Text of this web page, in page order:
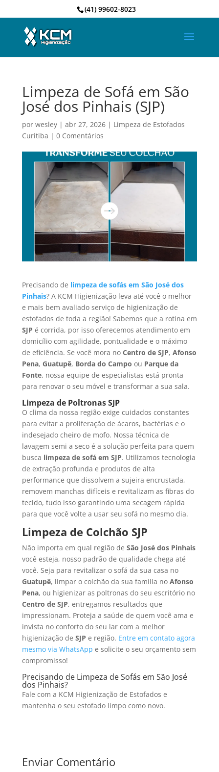
(41) 99602-8023
Limpeza de Sofá em São
José dos Pinhais (SJP)
por wesley| abr 27, 2026| Limpeza de Estofados
Curitiba | 0 Comentários
Precisando de limpeza de sofás em São José dos
Pinhais? A KCM Higienização leva até você o melhor
e mais bem avaliado serviço de higienização de
estofados de toda a região! Sabemos que a rotina em
SJP é corrida, por isso oferecemos atendimento em
domicílio com agilidade, pontualidade e o máximo
de eficiência. Se você mora no Centro de SJP, Afonso
Pena, Guatupê, Borda do Campo ou Parque da
Fonte, nossa equipe de especialistas está pronta
para renovar o seu móvel e transformar a sua sala.
Limpeza de Poltronas SJP
O clima da nossa região exige cuidados constantes
para evitar a proliferação de ácaros, bactérias e o
indesejado cheiro de mofo. Nossa técnica de
lavagem semi a seco é a solução perfeita para quem
busca limpeza de sofá em SJP. Utilizamos tecnologia
de extração profunda e produtos de alta
performance que dissolvem a sujeira encrustada,
removem manchas difíceis e revitalizam as fibras do
tecido, tudo isso garantindo uma secagem rápida
para que você volte a usar seu sofá no mesmo dia.
Limpeza de Colchão SJP
Não importa em qual região de São José dos Pinhais
você esteja, nosso padrão de qualidade chega até
você. Seja para revitalizar o sofá da sua casa no
Guatupê, limpar o colchão da sua família no Afonso
Pena, ou higienizar as poltronas do seu escritório no
Centro de SJP, entregamos resultados que
impressionam. Proteja a saúde de quem você ama e
invista no conforto do seu lar com a melhor
higienização de SJP e região. Entre em contato agora
mesmo via WhatsApp e solicite o seu orçamento sem
compromisso!
Precisando de Limpeza de Sofás em São José
dos Pinhais?
Fale com a KCM Higienização de Estofados e
mantenha o seu estofado limpo como novo.
Enviar Comentário